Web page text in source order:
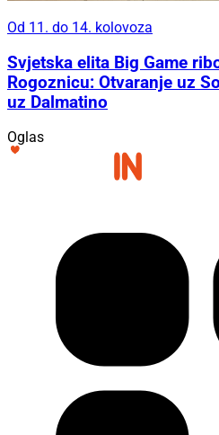
Od 11. do 14. kolovoza
Svjetska elita Big Game
Rogoznicu: Otvaranje uz
uz Dalmatino
Oglas